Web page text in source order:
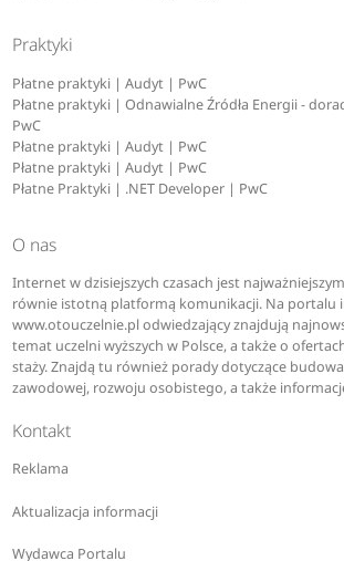
Praktyki
Płatne praktyki | Audyt | PwC
Płatne praktyki | Odnawialne Źródła Energii -
PwC
Płatne praktyki | Audyt | PwC
Płatne praktyki | Audyt | PwC
Płatne Praktyki | .NET Developer | PwC
O nas
Internet w dzisiejszych czasach jest
równie istotną platformą komunikacji. Na portalu
www.otouczelnie.pl odwiedzający znajdują
temat uczelni wyższych w Polsce, a także o
staży. Znajdą tu również porady dotyczące
zawodowej, rozwoju osobistego, a także
Kontakt
Reklama
Aktualizacja informacji
Wydawca Portalu